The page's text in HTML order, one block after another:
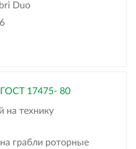
Duo
17475- 80
на технику
грабли роторные